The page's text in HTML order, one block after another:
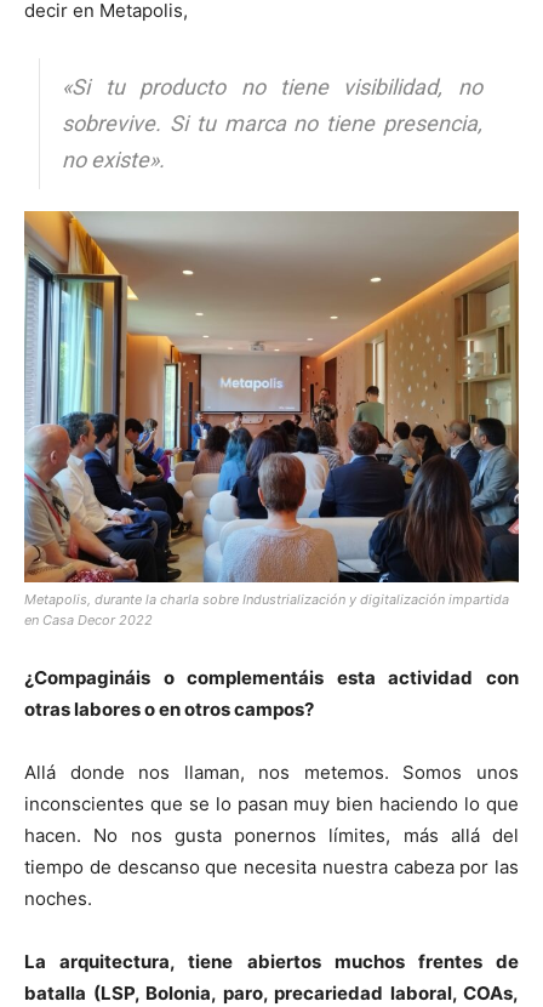
decir en Metapolis,
«Si tu producto no tiene visibilidad, no
sobrevive. Si tu marca no tiene presencia,
no existe».
Metapolis, durante la charla sobre Industrialización y digitalización impartida
en Casa Decor 2022
¿Compagináis o complementáis esta actividad con
otras labores o en otros campos?
Allá donde nos llaman, nos metemos. Somos unos
inconscientes que se lo pasan muy bien haciendo lo que
hacen. No nos gusta ponernos límites, más allá del
tiempo de descanso que necesita nuestra cabeza por las
noches.
La arquitectura, tiene abiertos muchos frentes de
batalla (LSP, Bolonia, paro, precariedad laboral, COAs,